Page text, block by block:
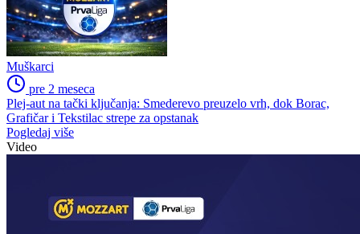
Muškarci
pre 2 meseca
Plej-aut na tački ključanja: Smederevo preuzelo vrh, dok Borac,
Grafičar i Tekstilac strepe za opstanak
Pogledaj više
Video